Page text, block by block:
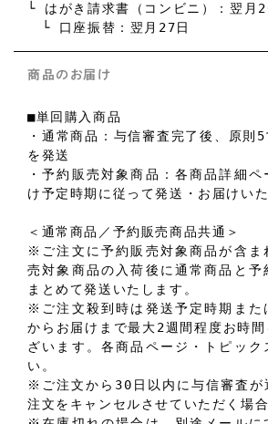
└ はがき請求書（コンビニ）：翌月
└ 口座振替：翌月27日
商品のお届け
■単回購入商品
・通常商品：与信審査完了後、原則
を発送
・予約販売対象商品：各商品詳細
け予定時期に従って発送・お届けいた
＜通常商品／予約販売商品共通＞
※ご注文に予約販売対象商品が含ま
売対象商品の入荷後に通常商品と予
まとめて発送いたします。
※ご注文殺到時は発送予定時期また
からお届けまで最大2週間程度お時
ざいます。各商品ページ・トピック
い。
※ご注文から30日以内に与信審査が
注文をキャンセルさせていただく場